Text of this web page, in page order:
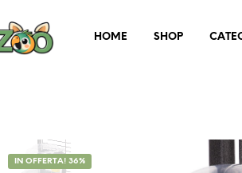
HOME SHOP
IN OFFERTA! 36%